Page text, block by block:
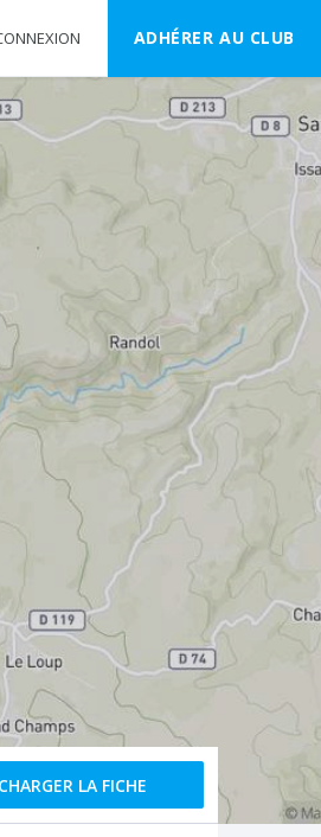
ADHÉRER AU CLUB
LA FICHE